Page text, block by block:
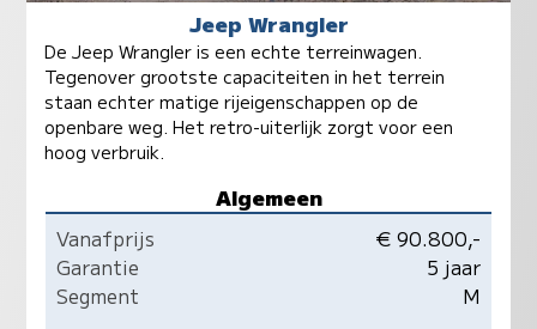
Jeep Wrangler
De Jeep Wrangler is een echte terreinwagen.
Tegenover grootste capaciteiten in het terrein
staan echter matige rijeigenschappen op de
openbare weg. Het retro-uiterlijk zorgt voor een
hoog verbruik.
Algemeen
Vanafprijs
€ 90.800,-
Garantie
5 jaar
Segment
M